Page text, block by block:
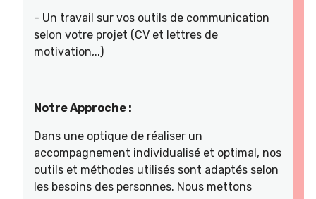
- Un travail sur vos outils de communication
selon votre projet (CV et lettres de
motivation,..)
Notre Approche :
Dans une optique de réaliser un
accompagnement individualisé et optimal, nos
outils et méthodes utilisés sont adaptés selon
les besoins des personnes. Nous mettons